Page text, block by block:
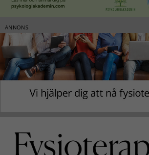
ANNONS
innehållet